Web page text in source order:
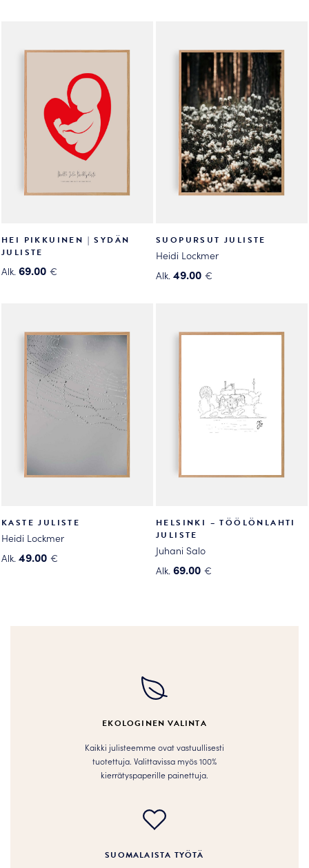
HEI PIKKUINEN | SYDÄN
JULISTE
Alk. 69.00 €
useampi
muunnelma.
valinnat
tuotteen
sivulla.
SUOPURSUT JULISTE
Heidi Lockmer
Alk. 49.00 €
useampi
tuotteen
KASTE JULISTE
Heidi Lockmer
Alk. 49.00 €
HELSINKI – TÖÖLÖNLAHTI
JULISTE
Juhani Salo
Alk. 69.00 €
tehdä
valinnat
tuotteen
EKOLOGINEN VALINTA
Kaikki julisteemme ovat vastuullisesti
tuotettuja. Valittavissa myös 100%
kierrätyspaperille painettuja.
SUOMALAISTA TYÖTÄ